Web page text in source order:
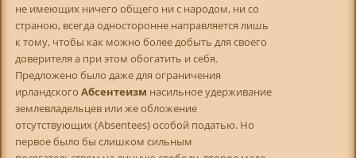
не имеющих ничего общего ни с народом, ни со
страною, всегда односторонне направляется лишь
к тому, чтобы как можно более добыть для своего
доверителя а при этом обогатить и себя.
Предложено было даже для ограничения
ирландского Абсентеизм насильное удерживание
землевладельцев или же обложение
отсутствующих (Absentees) особой податью. Но
первое было бы слишком сильным